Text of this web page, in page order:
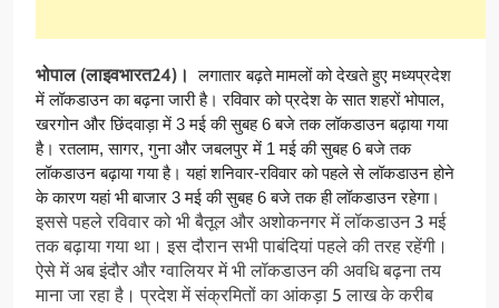
भोपाल (लाइवभारत24)। लगातार बढ़ते मामलों को देखते हुए मध्यप्रदेश
में लॉकडाउन का बढ़ना जारी है। रविवार को प्रदेश के सात शहरों भोपाल,
खरगोन और छिंदवाड़ा में 3 मई की सुबह 6 बजे तक लॉकडाउन बढ़ाया गया
है। रतलाम, सागर, गुना और जबलपुर में 1 मई की सुबह 6 बजे तक
लॉकडाउन बढ़ाया गया है। यहां शनिवार-रविवार को पहले से लॉकडाउन होने
के कारण यहां भी बाजार 3 मई की सुबह 6 बजे तक ही लॉकडाउन रहेगा।
इससे पहले रविवार को भी बैतूल और अशोकनगर में लॉकडाउन 3 मई
तक बढ़ाया गया था। इस दौरान सभी पाबंदियां पहले की तरह रहेंगी।
ऐसे में अब इंदौर और ग्वालियर में भी लॉकडाउन की अवधि बढ़ना तय
माना जा रहा है। प्रदेश में संक्रमितों का आंकड़ा 5 लाख के करीब